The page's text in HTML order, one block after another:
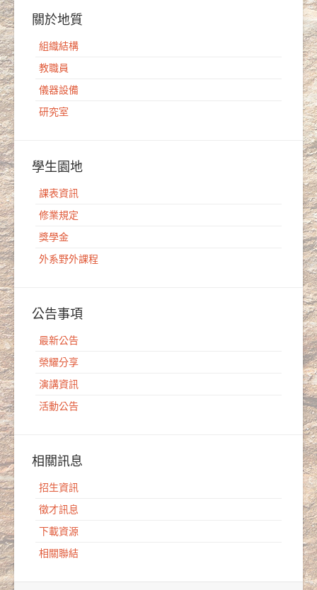
關於地質
組織結構
教職員
儀器設備
研究室
學生園地
課表資訊
修業規定
獎學金
外系野外課程
公告事項
最新公告
榮耀分享
演講資訊
活動公告
相關訊息
招生資訊
徵才訊息
下載資源
相關聯結